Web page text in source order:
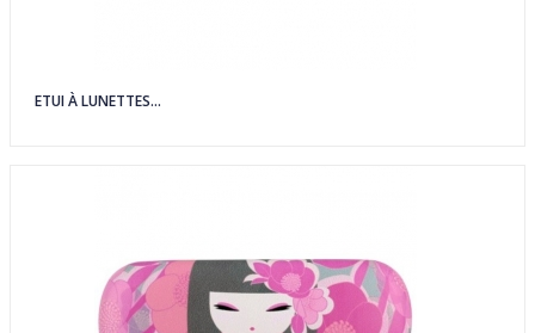
ETUI À LUNETTES...